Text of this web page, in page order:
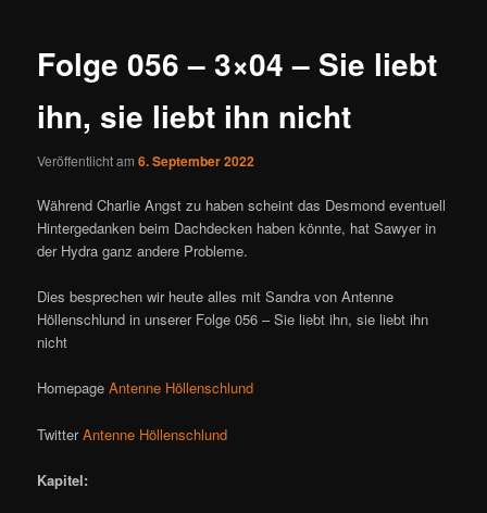
Folge 056 – 3×04 – Sie liebt
ihn, sie liebt ihn nicht
Veröffentlicht am6. September 2022
Während Charlie Angst zu haben scheint das Desmond eventuell
Hintergedanken beim Dachdecken haben könnte, hat Sawyer in
der Hydra ganz andere Probleme.
Dies besprechen wir heute alles mit Sandra von Antenne
Höllenschlund in unserer Folge 056 – Sie liebt ihn, sie liebt ihn
nicht
HomepageAntenne Höllenschlund
TwitterAntenne Höllenschlund
Kapitel: